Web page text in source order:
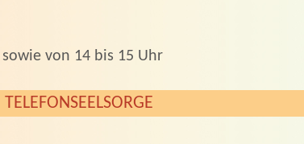
von 14 bis 15 Uhr
TELEFONSEELSORGE